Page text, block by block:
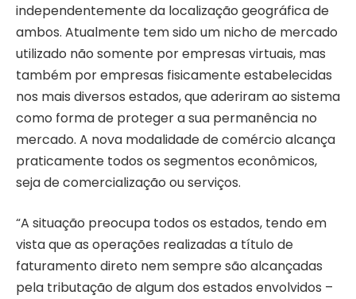
independentemente da localização geográfica de
ambos. Atualmente tem sido um nicho de mercado
utilizado não somente por empresas virtuais, mas
também por empresas fisicamente estabelecidas
nos mais diversos estados, que aderiram ao sistema
como forma de proteger a sua permanência no
mercado. A nova modalidade de comércio alcança
praticamente todos os segmentos econômicos,
seja de comercialização ou serviços.
“A situação preocupa todos os estados, tendo em
vista que as operações realizadas a título de
faturamento direto nem sempre são alcançadas
pela tributação de algum dos estados envolvidos –